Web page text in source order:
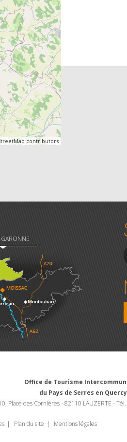
contributors
Office de Tourisme
du Pays de Serres en Quercy
Place des Cornières - 82110 LAUZERTE -
Plan du site Mentions légales